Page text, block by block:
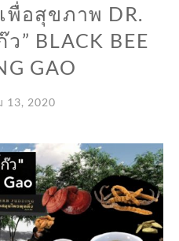
พื่อสุขภาพ DR.
” BLACK BEE
GAO
13, 2020